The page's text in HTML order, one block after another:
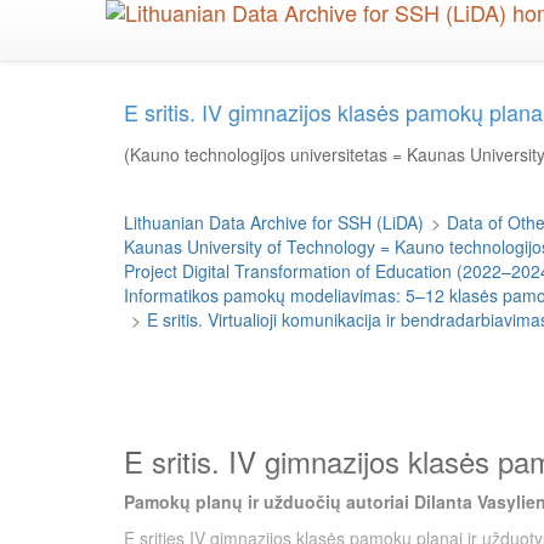
E sritis. IV gimnazijos klasės pamokų
(Kauno technologijos universitetas = Kaunas
Lithuanian Data Archive for SSH (LiDA) > Data of
Kaunas University of Technology = Kauno
Project Digital Transformation of Education
Informatikos pamokų modeliavimas: 5–12 klasės
> E sritis. Virtualioji komunikacija ir
E sritis. IV gimnazijos klasės
Pamokų planų ir užduočių autoriai Dilanta
E srities IV gimnazijos klasės pamokų planai ir